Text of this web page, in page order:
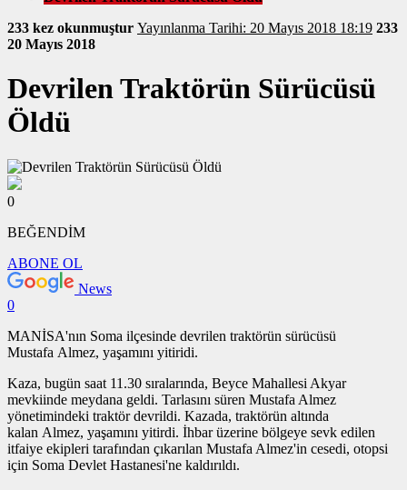
233 kez okunmuştur Yayınlanma Tarihi: 20 Mayıs 2018 18:19 233
20 Mayıs 2018
Devrilen Traktörün Sürücüsü
Öldü
0
BEĞENDİM
ABONE OL
News
0
MANİSA'nın Soma ilçesinde devrilen traktörün sürücüsü
Mustafa Almez, yaşamını yitiridi.
Kaza, bugün saat 11.30 sıralarında, Beyce Mahallesi Akyar
mevkiinde meydana geldi. Tarlasını süren Mustafa Almez
yönetimindeki traktör devrildi. Kazada, traktörün altında
kalan Almez, yaşamını yitirdi. İhbar üzerine bölgeye sevk edilen
itfaiye ekipleri tarafından çıkarılan Mustafa Almez'in cesedi, otopsi
için Soma Devlet Hastanesi'ne kaldırıldı.